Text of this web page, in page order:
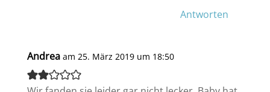
Antworten
Andrea am 25. März 2019 um 18:50